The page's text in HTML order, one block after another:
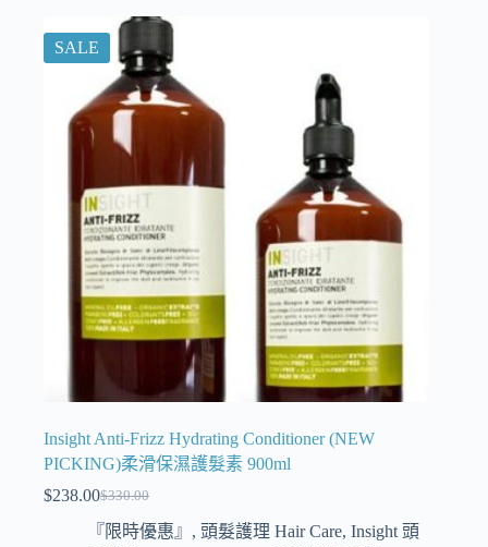
SALE
Insight Anti-Frizz Hydrating Conditioner (NEW
PICKING)柔滑保濕護髮素 900ml
$330.00
$238.00
『限時優惠』 , 頭髮護理 Hair Care, Insight 頭